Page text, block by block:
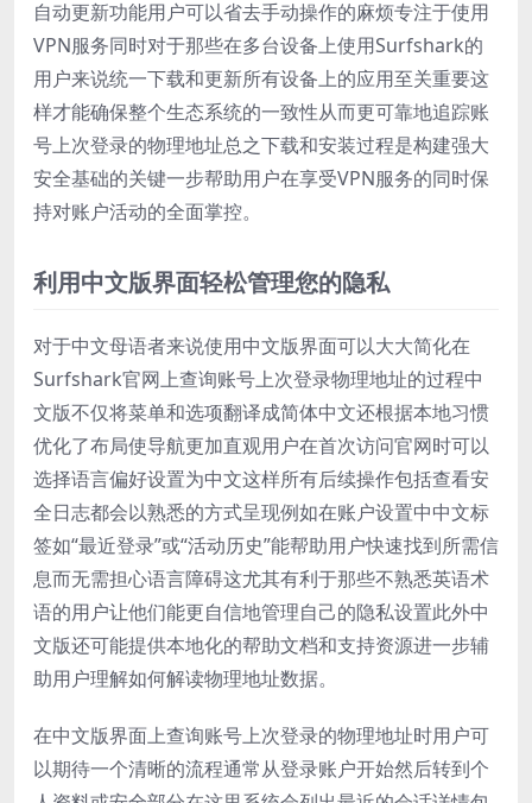
自动更新功能用户可以省去手动操作的麻烦专注于使用
VPN服务同时对于那些在多台设备上使用Surfshark的
用户来说统一下载和更新所有设备上的应用至关重要这
样才能确保整个生态系统的一致性从而更可靠地追踪账
号上次登录的物理地址总之下载和安装过程是构建强大
安全基础的关键一步帮助用户在享受VPN服务的同时保
持对账户活动的全面掌控。
利用中文版界面轻松管理您的隐私
对于中文母语者来说使用中文版界面可以大大简化在
Surfshark官网上查询账号上次登录物理地址的过程中
文版不仅将菜单和选项翻译成简体中文还根据本地习惯
优化了布局使导航更加直观用户在首次访问官网时可以
选择语言偏好设置为中文这样所有后续操作包括查看安
全日志都会以熟悉的方式呈现例如在账户设置中中文标
签如“最近登录”或“活动历史”能帮助用户快速找到所需信
息而无需担心语言障碍这尤其有利于那些不熟悉英语术
语的用户让他们能更自信地管理自己的隐私设置此外中
文版还可能提供本地化的帮助文档和支持资源进一步辅
助用户理解如何解读物理地址数据。
在中文版界面上查询账号上次登录的物理地址时用户可
以期待一个清晰的流程通常从登录账户开始然后转到个